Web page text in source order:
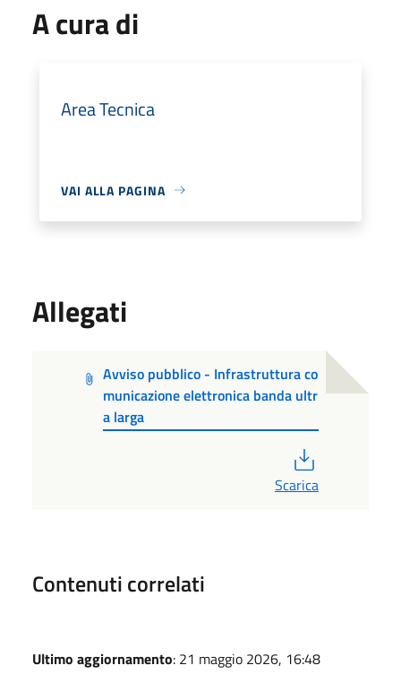
A cura di
Area Tecnica
VAI ALLA PAGINA
Allegati
Avviso pubblico - Infrastruttura co
municazione elettronica banda ultr
a larga
Scarica
Contenuti correlati
Ultimo aggiornamento: 21 maggio 2026, 16:48